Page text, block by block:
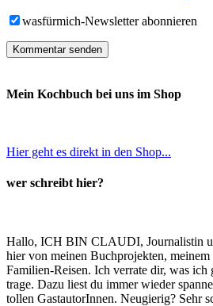
wasfürmich-Newsletter abonnieren
Mein Kochbuch bei uns im Shop
Hier geht es direkt in den Shop...
wer schreibt hier?
Hallo, ICH BIN CLAUDI, Journalistin
hier von meinen Buchprojekten,
Familien-Reisen. Ich verrate dir, was ich
trage. Dazu liest du immer wieder
tollen GastautorInnen. Neugierig? Sehr